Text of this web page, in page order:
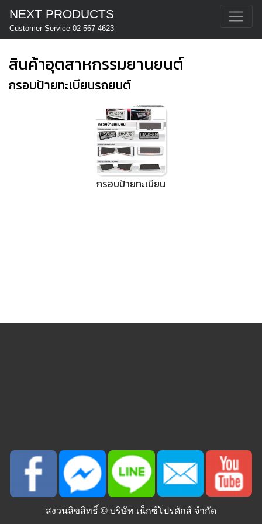
NEXT PRODUCTS
Customer Service 02 567 4623
สินค้าอุตสาหกรรมยานยนต์
กรอบป้ายทะเบียนรถยนต์
กรอบป้ายทะเบียน
สงวนลิขสิทธิ์ © บริษัท เน็กซ์โปรดักส์ จำกัด